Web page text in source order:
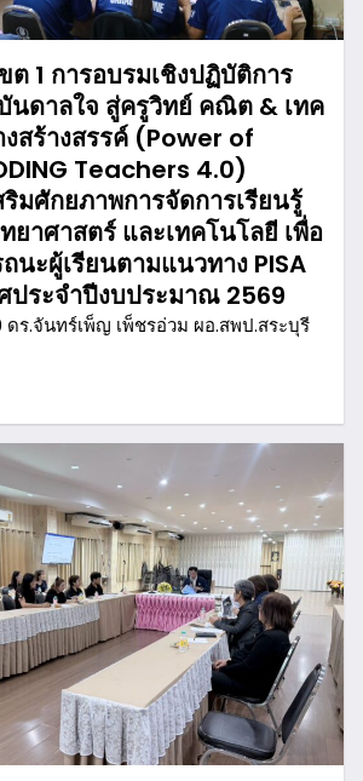
ต 1 การอบรมเชิงปฏิบัติการ
นดาลใจ สู่ครูวิทย์ คณิต & เทค
สร้างสรรค์ (Power of
Teachers 4.0)
ริมศักยภาพการจัดการเรียนรู้
าศาสตร์ และเทคโนโลยี เพื่อ
นะผู้เรียนตามแนวทาง PISA
ประจำปีงบประมาณ 2569
ดร.จันทร์เพ็ญ เพ็ชรอ่วม ผอ.สพป.สระบุรี